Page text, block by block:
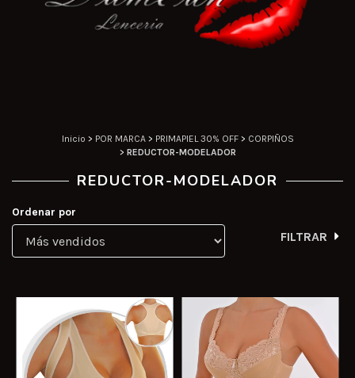
Inicio > POR MARCA > PRIMAPIEL 30% OFF > CORPIÑOS
> REDUCTOR-MODELADOR
REDUCTOR-MODELADOR
Ordenar por
FILTRAR